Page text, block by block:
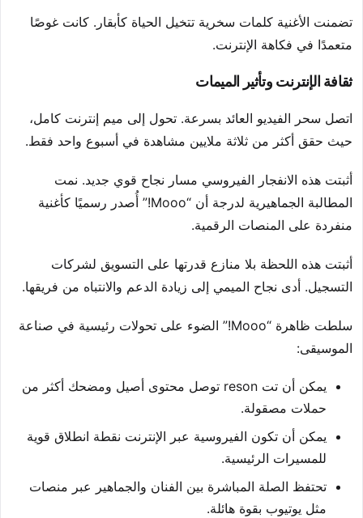
تضمنت الأغنية كلمات سخرية تتخيل الحياة كأبقار. كانت غوصًا
متعمدًا في فكاهة الإنترنت.
ثقافة الإنترنت وتأثير الميمات
اتصل سحر الفيديو العائد بسرعة. تحول إلى ميم إنترنت كامل،
حيث حقق أكثر من ثلاثة ملايين مشاهدة في أسبوع واحد فقط.
أثبتت هذه الانفجار الفيروسي مسار نجاح قوي جديد. نمت
المطالبة الجماهيرية لدرجة أن “Mooo!” أُصدر رسميًا كأغنية
منفردة على المنصات الرقمية.
أثبتت هذه اللحظة بلا منازع قدرتها على التسويق لشركات
التسجيل. أدى نجاح الميمي إلى زيادة الدعم والانتباه من فريقها.
سلطت ظاهرة “Mooo!” الضوء على تحولات رئيسية في صناعة
الموسيقى:
يمكن أن تت reson توصل محتوى أصيل ومضحك أكثر من
حملات مصقولة.
يمكن أن تكون الفيروسية عبر الإنترنت نقطة انطلاق قوية
للمسيرات الرئيسية.
تحتفظ الصلة المباشرة بين الفنان والجماهير عبر منصات
مثل يوتيوب بقوة هائلة.